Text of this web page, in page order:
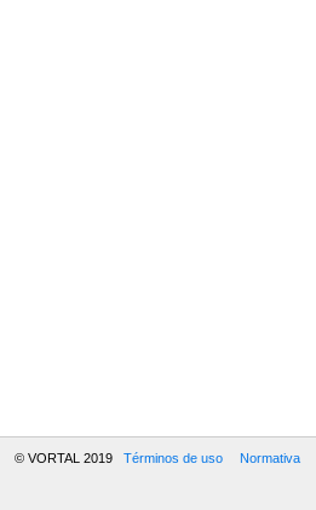
© VORTAL 2019 Términos de uso Normativa